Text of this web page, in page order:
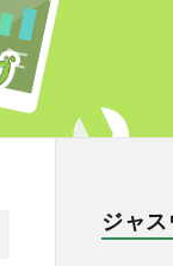
ジャ